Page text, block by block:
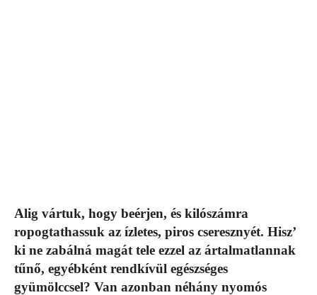
Alig vártuk, hogy beérjen, és kilószámra
ropogtathassuk az ízletes, piros cseresznyét. Hisz’
ki ne zabálná magát tele ezzel az ártalmatlannak
tűnő, egyébként rendkívül egészséges
gyümölccsel? Van azonban néhány nyomós